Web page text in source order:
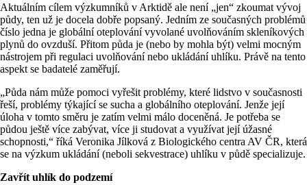
Aktuálním cílem výzkumníků v Arktidě ale není „jen“ zkoumat vývoj
půdy, ten už je docela dobře popsaný. Jedním ze současných problémů
číslo jedna je globální oteplování vyvolané uvolňováním skleníkových
plynů do ovzduší. Přitom půda je (nebo by mohla být) velmi mocným
nástrojem při regulaci uvolňování nebo ukládání uhlíku. Právě na tento
aspekt se badatelé zaměřují.
„Půda nám může pomoci vyřešit problémy, které lidstvo v současnosti
řeší, problémy týkající se sucha a globálního oteplování. Jenže její
úloha v tomto směru je zatím velmi málo doceněná. Je potřeba se
půdou ještě více zabývat, více ji studovat a využívat její úžasné
schopnosti,“ říká Veronika Jílková z Biologického centra AV ČR, která
se na výzkum ukládání (neboli sekvestrace) uhlíku v půdě specializuje.
Zavřít uhlík do podzemí